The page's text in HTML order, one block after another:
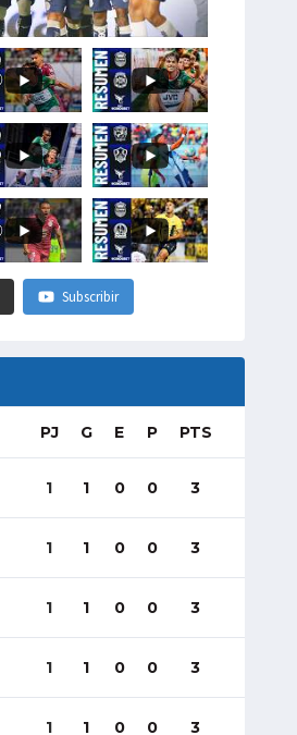
Subscribir
PJ G E P PTS
1 1 0 0 3
1 1 0 0 3
1 1 0 0 3
1 1 0 0 3
1 1 0 0 3